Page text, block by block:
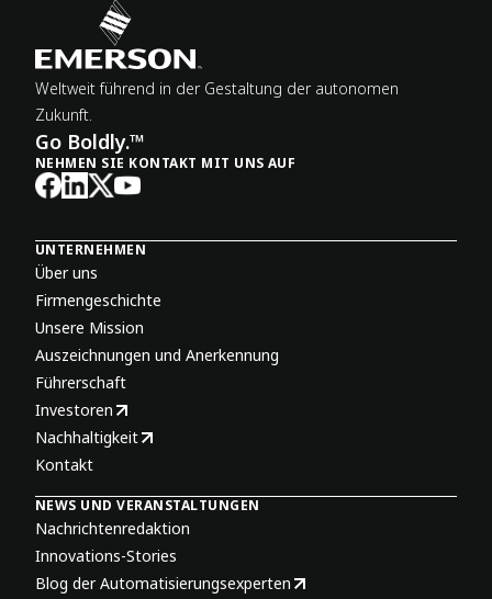
Weltweit führend in der Gestaltung der autonomen
Zukunft.
Go Boldly.™
NEHMEN SIE KONTAKT MIT UNS AUF
UNTERNEHMEN
Über uns
Firmengeschichte
Unsere Mission
Auszeichnungen und Anerkennung
Führerschaft
Investoren
Nachhaltigkeit
Kontakt
NEWS UND VERANSTALTUNGEN
Nachrichtenredaktion
Innovations-Stories
Blog der Automatisierungsexperten